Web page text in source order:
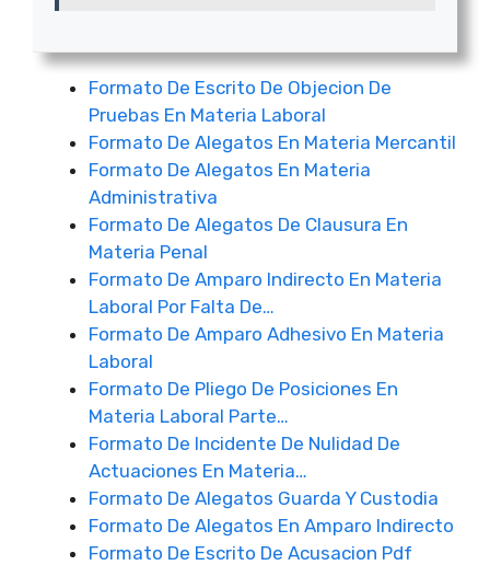
Formato De Escrito De Objecion De
Pruebas En Materia Laboral
Formato De Alegatos En Materia Mercantil
Formato De Alegatos En Materia
Administrativa
Formato De Alegatos De Clausura En
Materia Penal
Formato De Amparo Indirecto En Materia
Laboral Por Falta De…
Formato De Amparo Adhesivo En Materia
Laboral
Formato De Pliego De Posiciones En
Materia Laboral Parte…
Formato De Incidente De Nulidad De
Actuaciones En Materia…
Formato De Alegatos Guarda Y Custodia
Formato De Alegatos En Amparo Indirecto
Formato De Escrito De Acusacion Pdf